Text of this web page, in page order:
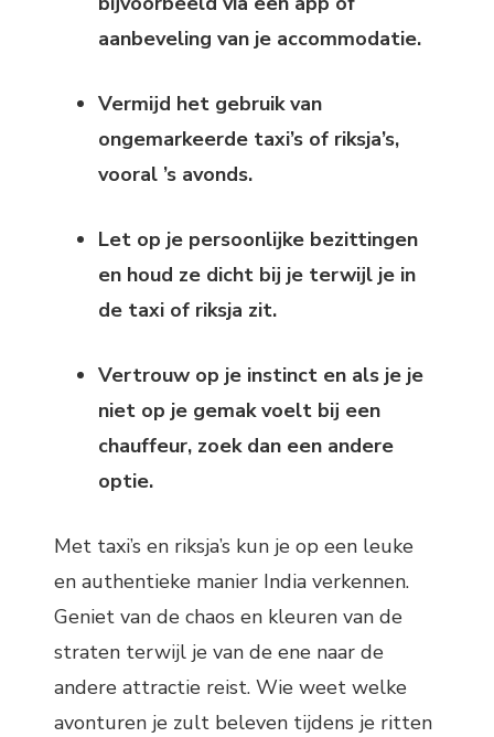
aanbeveling van je accommodatie.
Vermijd het gebruik van
ongemarkeerde taxi’s of riksja’s,
vooral ’s avonds.
Let op je persoonlijke bezittingen
en houd ze dicht bij je terwijl je in
de taxi of riksja zit.
Vertrouw op je instinct en als je je
niet op je gemak voelt bij een
chauffeur, zoek dan een andere
optie.
Met taxi’s en riksja’s kun je op een leuke
en authentieke manier India verkennen.
Geniet van de chaos en kleuren van de
straten terwijl je van de ene naar de
andere attractie reist. Wie weet welke
avonturen je zult beleven tijdens je ritten